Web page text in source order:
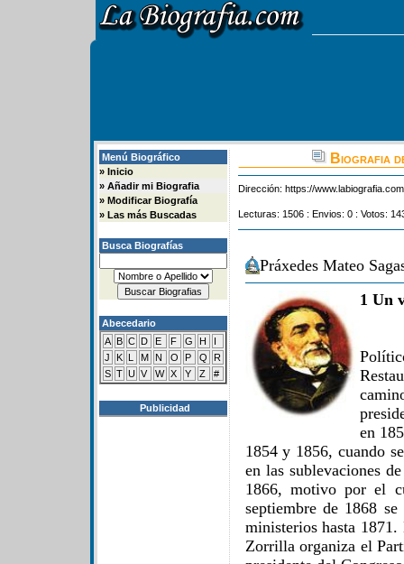
Menú Biográfico
» Inicio
» Añadir mi Biografia
» Modificar Biografía
» Las más Buscadas
Busca Biografías
Abecedario
A B C D E F G H
I
J
K L M N O P Q
R
S T U V W X Y Z #
Publicidad
Biografia
Dirección: https://
Lecturas: 1506 : Envios: 0 : Votos:
Práxedes Mateo
1 Un
en
1854 y 1856, cuando
en las sublevaciones
1866, motivo por el
septiembre de 1868
ministerios hasta
Zorrilla organiza el